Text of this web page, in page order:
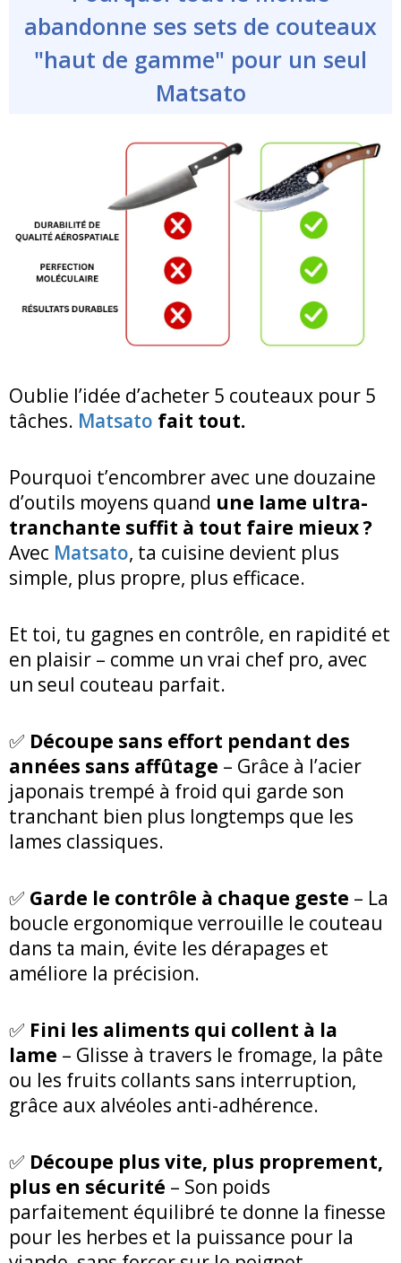
abandonne ses sets de couteaux
"haut de gamme" pour un seul
Matsato
Oublie l’idée d’acheter 5 couteaux pour 5
tâches. Matsato fait tout.
Pourquoi t’encombrer avec une douzaine
d’outils moyens quand une lame ultra-
tranchante suffit à tout faire mieux ?
Avec Matsato, ta cuisine devient plus
simple, plus propre, plus efficace.
Et toi, tu gagnes en contrôle, en rapidité et
en plaisir – comme un vrai chef pro, avec
un seul couteau parfait.
✅ Découpe sans effort pendant des
années sans affûtage – Grâce à l’acier
japonais trempé à froid qui garde son
tranchant bien plus longtemps que les
lames classiques.
✅ Garde le contrôle à chaque geste – La
boucle ergonomique verrouille le couteau
dans ta main, évite les dérapages et
améliore la précision.
✅ Fini les aliments qui collent à la
lame – Glisse à travers le fromage, la pâte
ou les fruits collants sans interruption,
grâce aux alvéoles anti-adhérence.
✅ Découpe plus vite, plus proprement,
plus en sécurité – Son poids
parfaitement équilibré te donne la finesse
pour les herbes et la puissance pour la